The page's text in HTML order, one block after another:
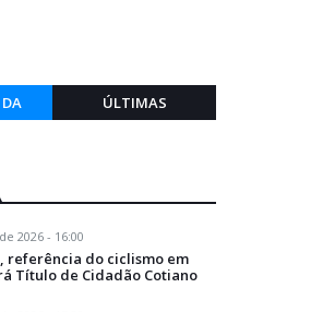
ÚLTIMAS
2026 - 16:00
referência do ciclismo em
Título de Cidadão Cotiano